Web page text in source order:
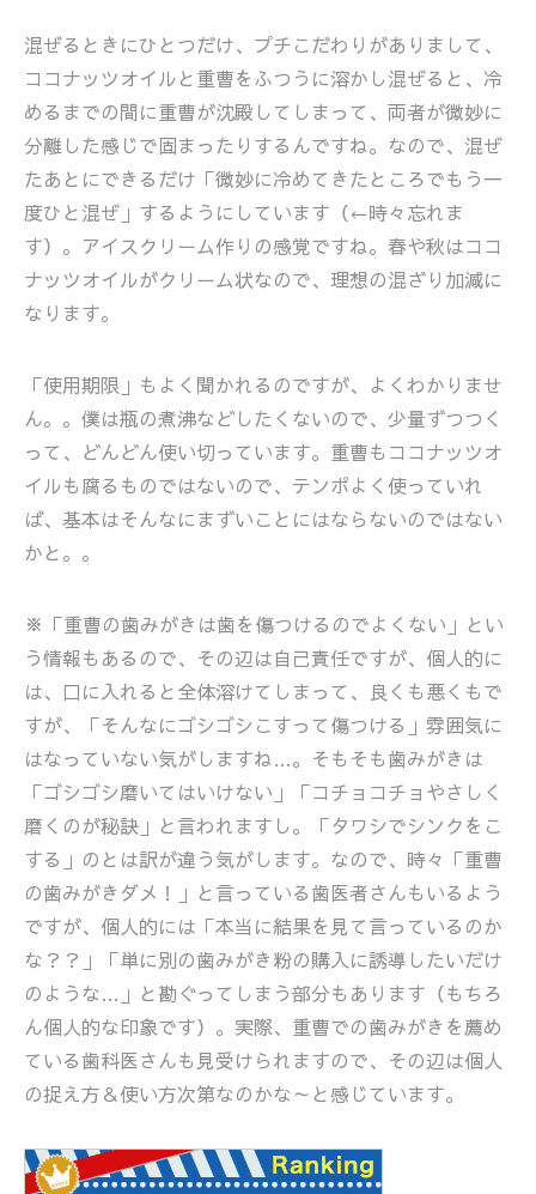
混ぜるときにひとつだけ、プチこだわりがありまして、
ココナッツオイルと重曹をふつうに溶かし混ぜると、冷
めるまでの間に重曹が沈殿してしまって、両者が微妙に
分離した感じで固まったりするんですね。なので、混ぜ
たあとにできるだけ「微妙に冷めてきたところでもう一
度ひと混ぜ」するようにしています（←時々忘れま
す）。アイスクリーム作りの感覚ですね。春や秋はココ
ナッツオイルがクリーム状なので、理想の混ざり加減に
なります。
「使用期限」もよく聞かれるのですが、よくわかりませ
ん。。僕は瓶の煮沸などしたくないので、少量ずつつく
って、どんどん使い切っています。重曹もココナッツオ
イルも腐るものではないので、テンポよく使っていれ
ば、基本はそんなにまずいことにはならないのではない
かと。。
※「重曹の歯みがきは歯を傷つけるのでよくない」とい
う情報もあるので、その辺は自己責任ですが、個人的に
は、口に入れると全体溶けてしまって、良くも悪くもで
すが、「そんなにゴシゴシこすって傷つける」雰囲気に
はなっていない気がしますね…。そもそも歯みがきは
「ゴシゴシ磨いてはいけない」「コチョコチョやさしく
磨くのが秘訣」と言われますし。「タワシでシンクをこ
する」のとは訳が違う気がします。なので、時々「重曹
の歯みがきダメ！」と言っている歯医者さんもいるよう
ですが、個人的には「本当に結果を見て言っているのか
な？？」「単に別の歯みがき粉の購入に誘導したいだけ
のような…」と勘ぐってしまう部分もあります（もちろ
ん個人的な印象です）。実際、重曹での歯みがきを薦め
ている歯科医さんも見受けられますので、その辺は個人
の捉え方＆使い方次第なのかな～と感じています。